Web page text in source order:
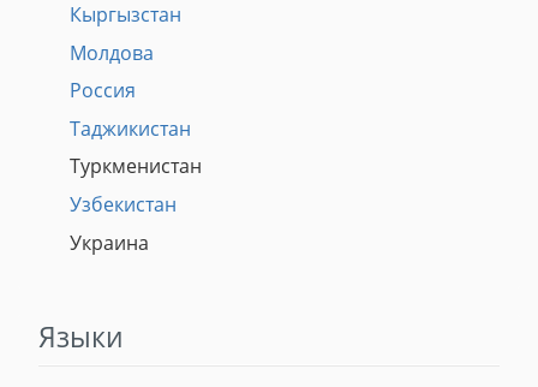
Кыргызстан
Молдова
Россия
Таджикистан
Туркменистан
Узбекистан
Украина
Языки